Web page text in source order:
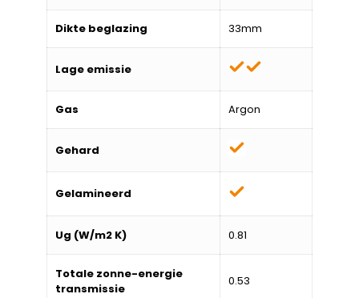
Dikte beglazing 33mm
Lage emissie
Gas Argon
Gehard
Gelamineerd
Ug (W/m2 K) 0.81
Totale zonne-energie
transmissie
0.53